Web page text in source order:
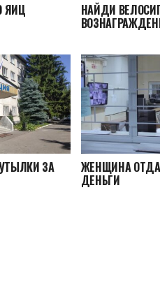
ЯИЦ НАЙДИ
ЗА ЖЕНЩИНА
ДЕНЬГИ